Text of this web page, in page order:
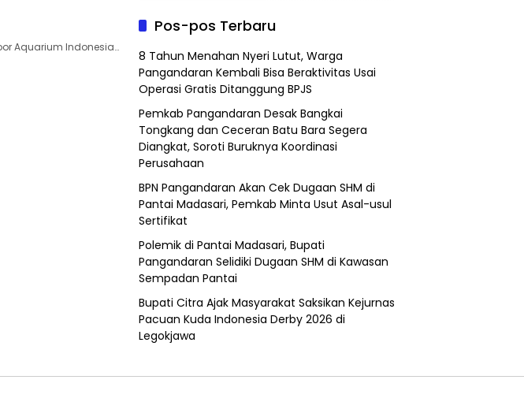
Aquarium Indonesia…
Pos-pos Terbaru
8 Tahun Menahan Nyeri Lutut, Warga
Pangandaran Kembali Bisa Beraktivitas Usai
Operasi Gratis Ditanggung BPJS
Pemkab Pangandaran Desak Bangkai
Tongkang dan Ceceran Batu Bara Segera
Diangkat, Soroti Buruknya Koordinasi
Perusahaan
BPN Pangandaran Akan Cek Dugaan SHM di
Pantai Madasari, Pemkab Minta Usut Asal-usul
Sertifikat
Polemik di Pantai Madasari, Bupati
Pangandaran Selidiki Dugaan SHM di Kawasan
Sempadan Pantai
Bupati Citra Ajak Masyarakat Saksikan Kejurnas
Pacuan Kuda Indonesia Derby 2026 di
Legokjawa